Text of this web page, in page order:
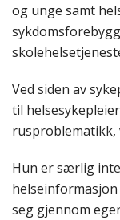
og unge samt
Ved siden av
til
rusproblematikk,
Hun er særlig
seg gjennom